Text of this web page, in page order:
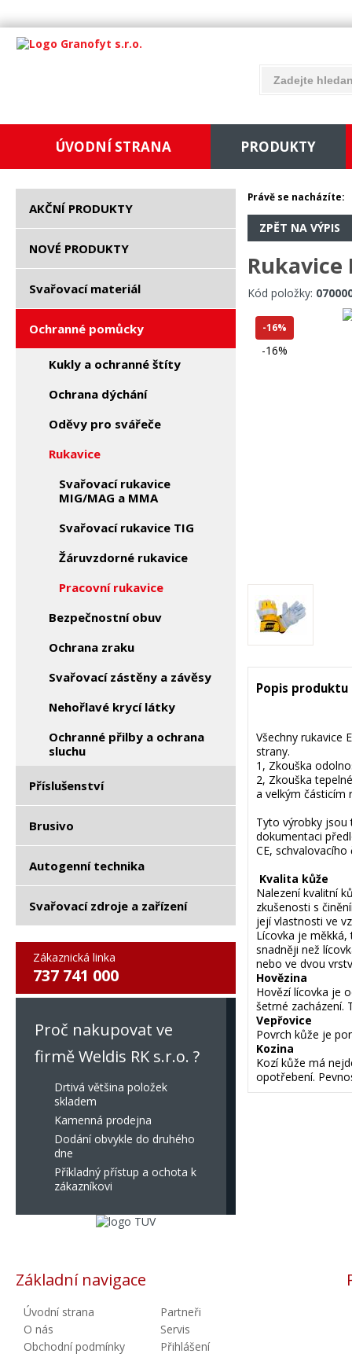
ÚVODNÍ STRANA PRODUKTY
AKČNÍ PRODUKTY
NOVÉ PRODUKTY
Svařovací materiál
Ochranné pomůcky
Kukly a ochranné štíty
Ochrana dýchání
Oděvy pro svářeče
Rukavice
Svařovací rukavice
MIG/MAG a MMA
Svařovací rukavice TIG
Žáruvzdorné rukavice
Pracovní rukavice
Bezpečnostní obuv
Ochrana zraku
Svařovací zástěny a závěsy
Nehořlavé krycí látky
Ochranné přilby a ochrana
sluchu
Příslušenství
Brusivo
Autogenní technika
Svařovací zdroje a zařízení
Zákaznická linka
737 741 000
Proč nakupovat ve
firmě Weldis RK s.r.o. ?
Drtivá většina položek
skladem
Kamenná prodejna
Dodání obvykle do druhého
dne
Příkladný přístup a ochota k
zákazníkovi
Právě se nacházíte:
ZPĚT NA VÝPIS
Rukavice
Kód položky:
-16%
-16%
Popis produktu
Všechny rukavice
strany.
1, Zkouška
2, Zkouška
a velkým částicím
Tyto výrobky jsou
dokumentaci
CE,
Kvalita kůže
Nalezení kvalitní
zkušenosti s
její vlastnosti ve
Lícovka je
snadněji než
nebo ve dvou
Hovězina
Hovězí lícovka je
šetrné zacházení.
Vepřovice
Povrch kůže je
Kozina
Kozí kůže má
opotřebení.
Základní navigace
Úvodní strana
O nás
Obchodní podmínky
Partneři
Servis
Přihlášení